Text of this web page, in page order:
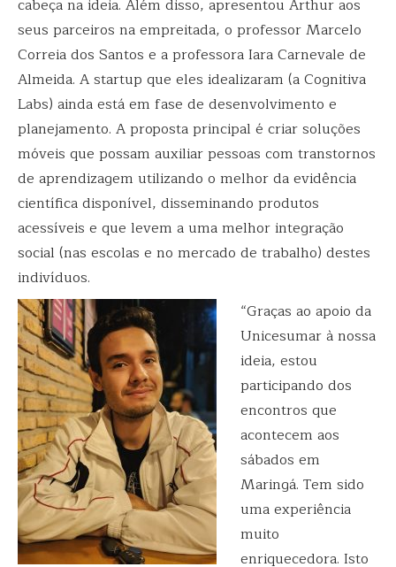
cabeça na ideia. Além disso, apresentou Arthur aos
seus parceiros na empreitada, o professor Marcelo
Correia dos Santos e a professora Iara Carnevale de
Almeida. A startup que eles idealizaram (a Cognitiva
Labs) ainda está em fase de desenvolvimento e
planejamento. A proposta principal é criar soluções
móveis que possam auxiliar pessoas com transtornos
de aprendizagem utilizando o melhor da evidência
científica disponível, disseminando produtos
acessíveis e que levem a uma melhor integração
social (nas escolas e no mercado de trabalho) destes
indivíduos.
“Graças ao apoio da
Unicesumar à nossa
ideia, estou
participando dos
encontros que
acontecem aos
sábados em
Maringá. Tem sido
uma experiência
muito
enriquecedora. Isto